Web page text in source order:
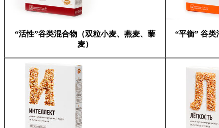
“活性”谷类混合物（双粒小麦、燕麦、藜
麦）
“平衡” 谷